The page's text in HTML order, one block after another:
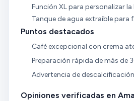
Función XL para personalizar
Tanque de agua extraíble para
Puntos destacados
Café excepcional con crema
Preparación rápida de más de
Advertencia de
Opiniones verificadas en